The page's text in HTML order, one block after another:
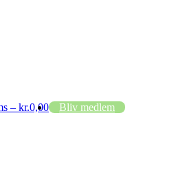
Bliv medlem
– kr.0,00